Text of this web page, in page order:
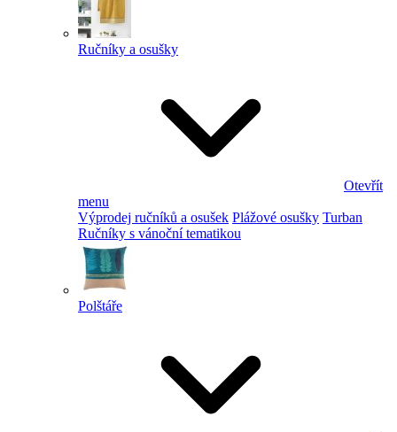
Ručníky a osušky
Otevřít
menu
Výprodej ručníků a osušek Plážové osušky Turban
Ručníky s vánoční tematikou
Polštáře